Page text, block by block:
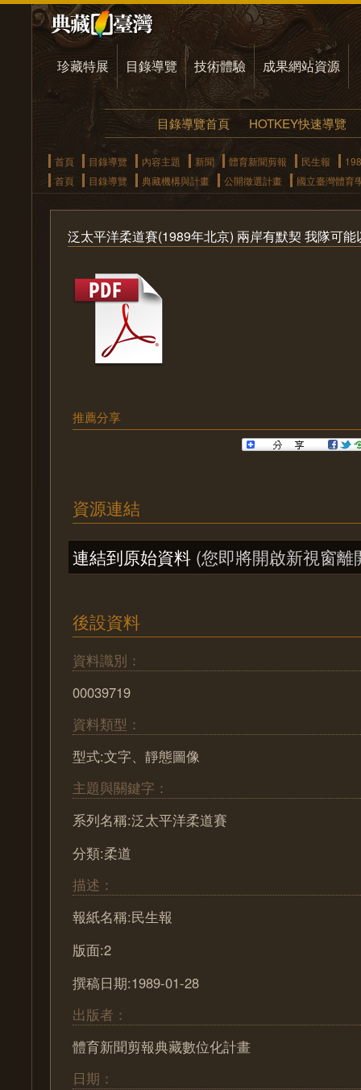
珍藏特展 目錄導覽 技術體驗 成果網站資源
目錄導覽首頁 HOTKEY快速導覽
首頁 目錄導覽 內容主題 新聞 體育新聞剪報 民生報
首頁
目錄導覽 典藏機構與計畫 公開徵選計畫 國立臺灣體育
泛太平洋柔道賽(1989年北京) 兩岸有默契 我隊可
推薦分享
資源連結
連結到原始資料 (您即將開啟新視窗離
後設資料
資料識別：
00039719
資料類型：
型式:文字、靜態圖像
主題與關鍵字：
系列名稱:泛太平洋柔道賽
分類:柔道
描述：
報紙名稱:民生報
版面:2
撰稿日期:1989-01-28
出版者：
體育新聞剪報典藏數位化計畫
日期：